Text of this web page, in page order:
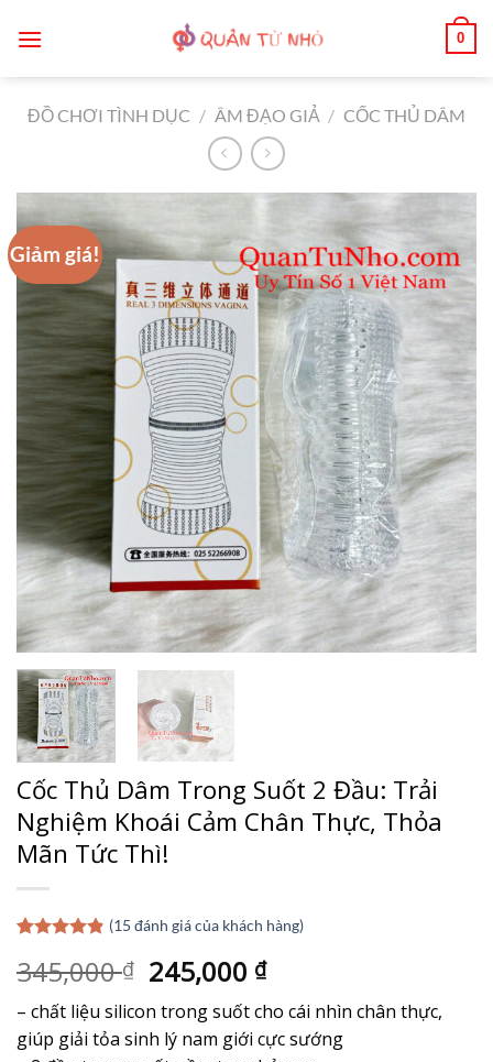
qua
0
ĐỒ CHƠI TÌNH DỤC / ÂM ĐẠO GIẢ / CỐC THỦ DÂM
Giảm giá!
Cốc Thủ Dâm Trong Suốt 2 Đầu: Trải
Nghiệm Khoái Cảm Chân Thực, Thỏa
Mãn Tức Thì!
dựa trên
đánh giá
(15 đánh giá của khách hàng)
345,000₫ Giá
gốc
là:
345,000 ₫.
245,000 ₫Giá
hiện
tại
là:
– chất liệu silicon trong suốt cho cái nhìn chân thực,
giúp giải tỏa sinh lý nam giới cực sướng